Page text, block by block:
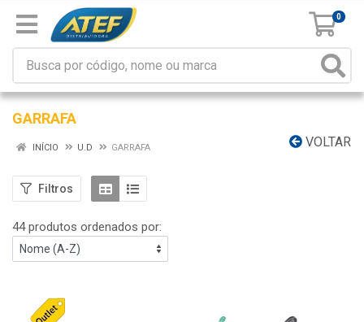
0
GARRAFA
VOLTAR
INÍCIO U.D GARRAFA
Filtros
44 produtos ordenados por: